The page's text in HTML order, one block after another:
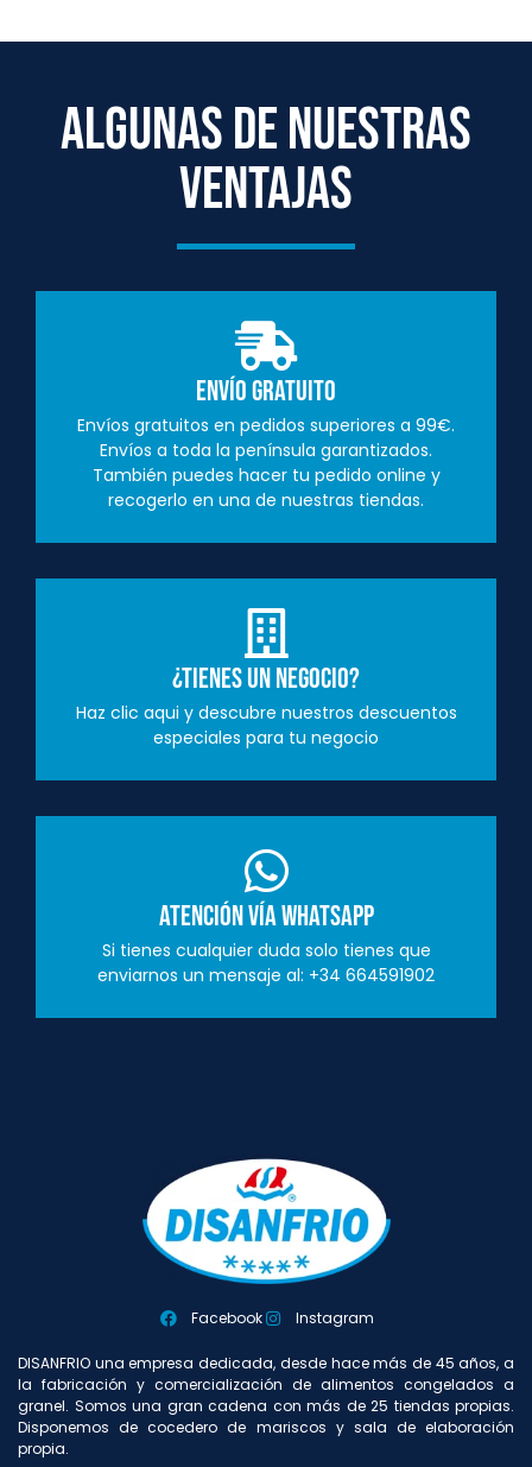
ALGUNAS DE NUESTRAS
VENTAJAS
Envío Gratuito
Envíos gratuitos en pedidos superiores a 99€.
Envíos a toda la península garantizados.
También puedes hacer tu pedido online y
recogerlo en una de nuestras tiendas.
¿Tienes un negocio?
Haz clic aqui y descubre nuestros descuentos
especiales para tu negocio
Atención vía Whatsapp
Si tienes cualquier duda solo tienes que
enviarnos un mensaje al: +34 664591902
Facebook Instagram
DISANFRIO una empresa dedicada, desde hace más de 45 años, a
la fabricación y comercialización de alimentos congelados a
granel. Somos una gran cadena con más de 25 tiendas propias.
Disponemos de cocedero de mariscos y sala de elaboración
propia.